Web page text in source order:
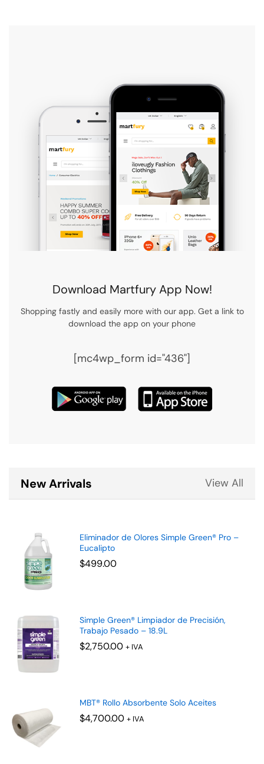
Download Martfury App Now!
Shopping fastly and easily more with our app. Get a link to
download the app on your phone
[mc4wp_form id="436"]
New Arrivals View All
Eliminador de Olores Simple Green® Pro –
Eucalipto
$499.00
Simple Green® Limpiador de Precisión,
Trabajo Pesado – 18.9L
$2,750.00 + IVA
MBT® Rollo Absorbente Solo Aceites
$4,700.00 + IVA